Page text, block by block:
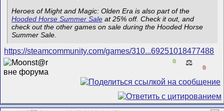
Heroes of Might and Magic: Olden Era is also part of the
Hooded Horse Summer Sale at 25% off. Check it out, and
check out the other games on sale during the Hooded Horse
Summer Sale.
https://steamcommunity.com/games/310...69251018477488
0 ⚖️
0